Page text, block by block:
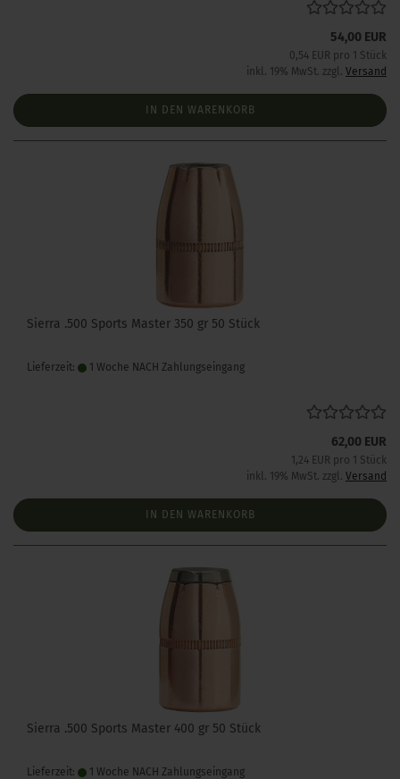
54,00 EUR
0,54 EUR pro 1 Stück
inkl. 19% MwSt. zzgl. Versand
IN DEN WARENKORB
Sierra .500 Sports Master 350 gr 50 Stück
Lieferzeit: 1 Woche NACH Zahlungseingang
62,00 EUR
1,24 EUR pro 1 Stück
inkl. 19% MwSt. zzgl. Versand
IN DEN WARENKORB
Sierra .500 Sports Master 400 gr 50 Stück
Lieferzeit: 1 Woche NACH Zahlungseingang